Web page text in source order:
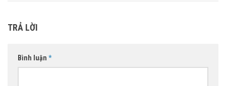
TRẢ LỜI
Bình luận *